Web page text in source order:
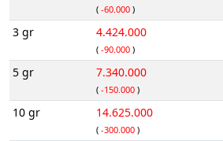
( -60.000 )
3 gr 4.424.000
( -90.000 )
5 gr 7.340.000
( -150.000 )
10 gr 14.625.000
( -300.000 )